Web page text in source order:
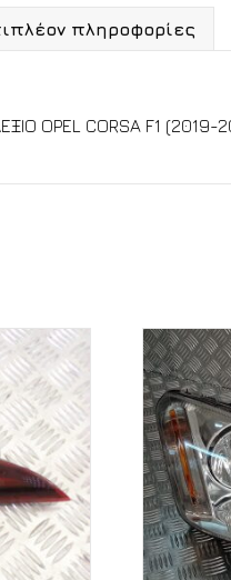
πληροφορίες
OPEL CORSA F1 (2019-